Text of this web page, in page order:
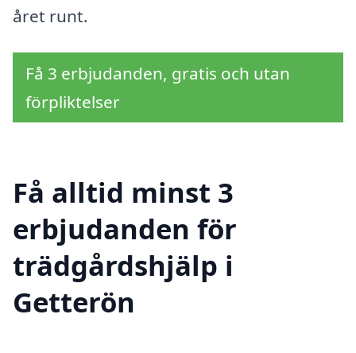
året runt.
Få 3 erbjudanden, gratis och utan
förpliktelser
Få alltid minst 3
erbjudanden för
trädgårdshjälp i
Getterön